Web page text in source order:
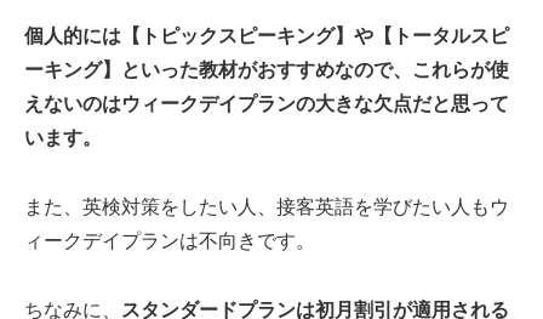
個人的には【トピックスピーキング】や【トータルスピ
ーキング】といった教材がおすすめなので、これらが使
えないのはウィークデイプランの大きな欠点だと思って
います。
また、英検対策をしたい人、接客英語を学びたい人もウ
ィークデイプランは不向きです。
ちなみに、 スタンダードプランは初月割引が適用される